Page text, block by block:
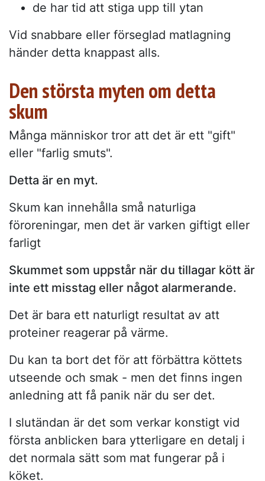
de har tid att stiga upp till ytan
Vid snabbare eller förseglad matlagning
händer detta knappast alls.
Den största myten om detta
skum
Många människor tror att det är ett "gift"
eller "farlig smuts".
Detta är en myt.
Skum kan innehålla små naturliga
föroreningar, men det är varken giftigt eller
farligt
Skummet som uppstår när du tillagar kött är
inte ett misstag eller något alarmerande.
Det är bara ett naturligt resultat av att
proteiner reagerar på värme.
Du kan ta bort det för att förbättra köttets
utseende och smak - men det finns ingen
anledning att få panik när du ser det.
I slutändan är det som verkar konstigt vid
första anblicken bara ytterligare en detalj i
det normala sätt som mat fungerar på i
köket.